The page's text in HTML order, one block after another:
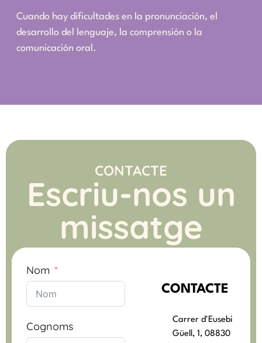
Cuando hay dificultades en la pronunciación, el
desarrollo del lenguaje, la comprensión o la
comunicación oral.
CONTACTE
Escriu-nos un
missatge
Nom
Cognoms
CONTACTE
Carrer d'Eusebi
Güell, 1, 08830